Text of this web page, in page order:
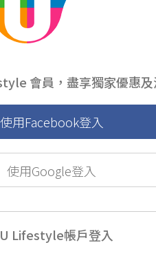
會員，盡享獨家優惠及
使用Facebook登入
使用Google登入
Lifestyle帳戶登入